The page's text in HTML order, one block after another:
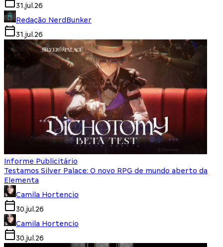
31.jul.26
Redação NerdBunker
31.jul.26
Informe Publicitário
Testamos Silver Palace: O novo RPG de mundo aberto da
Elementa
Camila Hortencio
30.jul.26
Camila Hortencio
30.jul.26